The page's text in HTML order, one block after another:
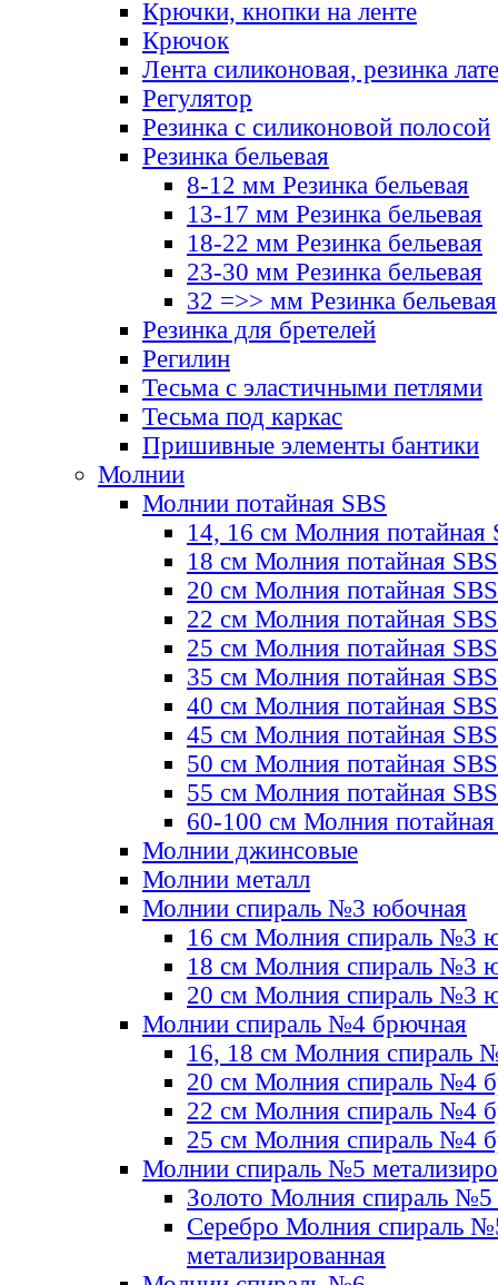
Крючки, кнопки на ленте
Крючок
Лента силиконовая, резинка
Регулятор
Резинка с силиконовой полосой
Резинка бельевая
8-12 мм Резинка бельевая
13-17 мм Резинка бельевая
18-22 мм Резинка бельевая
23-30 мм Резинка бельевая
32 =>> мм Резинка бельевая
Резинка для бретелей
Регилин
Тесьма с эластичными петлями
Тесьма под каркас
Пришивные элементы бантики
Молнии
Молнии потайная SBS
14, 16 см Молния потайная
18 см Молния потайная SBS
20 см Молния потайная SBS
22 см Молния потайная SBS
25 см Молния потайная SBS
35 см Молния потайная SBS
40 см Молния потайная SBS
45 см Молния потайная SBS
50 см Молния потайная SBS
55 см Молния потайная SBS
60-100 см Молния
Молнии джинсовые
Молнии металл
Молнии спираль №3 юбочная
16 см Молния спираль №3
18 см Молния спираль №3
20 см Молния спираль №3
Молнии спираль №4 брючная
16, 18 см Молния спираль
20 см Молния спираль №4
22 см Молния спираль №4
25 см Молния спираль №4
Молнии спираль №5
Золото Молния спираль №5
Серебро Молния спираль
метализированная